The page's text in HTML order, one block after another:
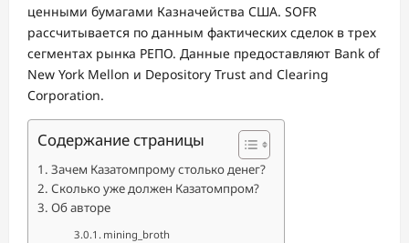
ценными бумагами Казначейства США. SOFR
рассчитывается по данным фактических сделок в трех
сегментах рынка РЕПО. Данные предоставляют Bank of
New York Mellon и Depository Trust and Clearing
Corporation.
Содержание страницы
Зачем Казатомпрому столько денег?
Сколько уже должен Казатомпром?
Об авторе
mining_broth